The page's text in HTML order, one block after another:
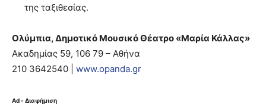
της ταξιθεσίας.
Ολύμπια, Δημοτικό Μουσικό Θέατρο «Μαρία Κάλλας»
Ακαδημίας 59, 106 79 – Αθήνα
210 3642540 | www.opanda.gr
Ad - Διαφήμιση